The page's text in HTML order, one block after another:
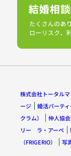
株式会社トータル
ージ
婚活パーテ
クラム）
仲人協
リー ラ・アーペ
（FRIGERIO）
写